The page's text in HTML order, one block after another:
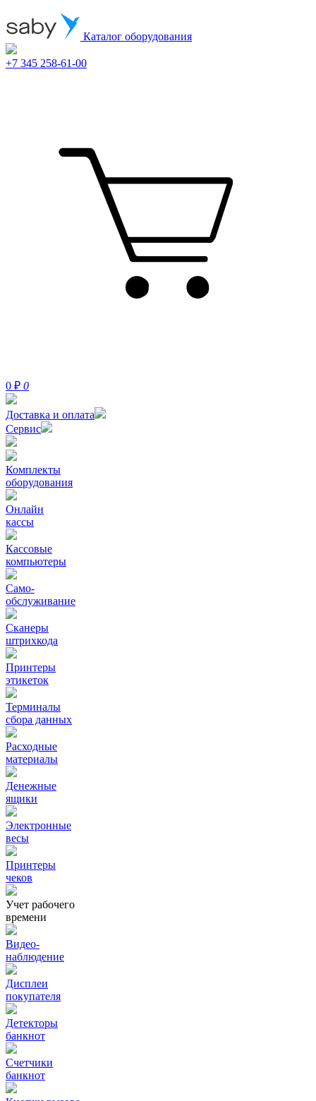
Каталог оборудования
+7 345 258-61-00
0 ₽ 0
Доставка и оплата
Сервис
Комплекты
оборудования
Онлайн
кассы
Кассовые
компьютеры
Само-
обслуживание
Сканеры
штрихкода
Принтеры
этикеток
Терминалы
сбора данных
Расходные
материалы
Денежные
ящики
Электронные
весы
Принтеры
чеков
Учет рабочего
времени
Видео‑
наблюдение
Дисплеи
покупателя
Детекторы
банкнот
Счетчики
банкнот